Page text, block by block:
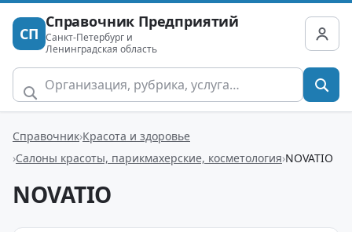
СП
Справочник Предприятий
Санкт-Петербург и
Ленинградская область
Справочник Красота и здоровье
Салоны красоты, парикмахерские, косметология NOVATIO
NOVATIO